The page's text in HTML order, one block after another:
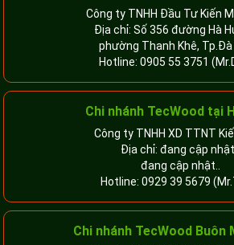
Công ty TNHH Đầu Tư Kiến
Địa chỉ: Số 356 đường Hà
phường Thanh Khê, Tp.Đà
Hotline: 0905 55 3751
Chi nhánh TecWood tại
Công ty TNHH XD TTNT
Địa chỉ: đang cập nhật..
đang cập nhật..
Hotline: 0929 39 5679
Chi nhánh TecWood Buôn